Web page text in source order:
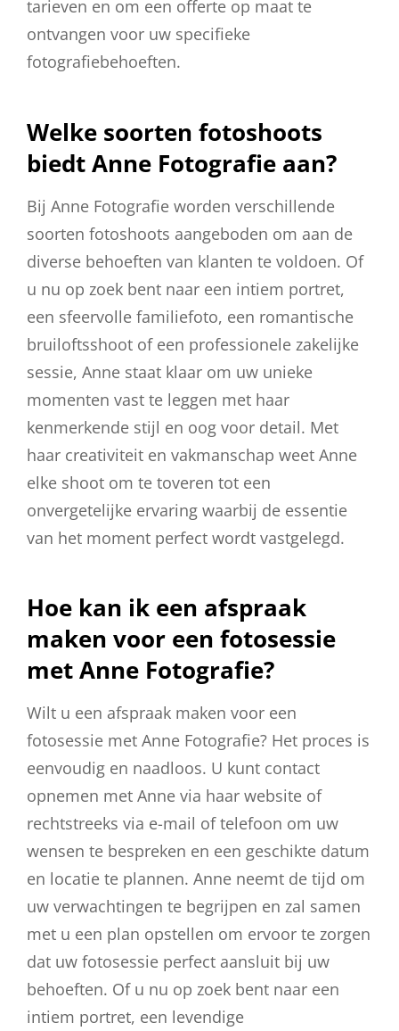
tarieven en om een offerte op maat te
ontvangen voor uw specifieke
fotografiebehoeften.
Welke soorten fotoshoots
biedt Anne Fotografie aan?
Bij Anne Fotografie worden verschillende
soorten fotoshoots aangeboden om aan de
diverse behoeften van klanten te voldoen. Of
u nu op zoek bent naar een intiem portret,
een sfeervolle familiefoto, een romantische
bruiloftsshoot of een professionele zakelijke
sessie, Anne staat klaar om uw unieke
momenten vast te leggen met haar
kenmerkende stijl en oog voor detail. Met
haar creativiteit en vakmanschap weet Anne
elke shoot om te toveren tot een
onvergetelijke ervaring waarbij de essentie
van het moment perfect wordt vastgelegd.
Hoe kan ik een afspraak
maken voor een fotosessie
met Anne Fotografie?
Wilt u een afspraak maken voor een
fotosessie met Anne Fotografie? Het proces is
eenvoudig en naadloos. U kunt contact
opnemen met Anne via haar website of
rechtstreeks via e-mail of telefoon om uw
wensen te bespreken en een geschikte datum
en locatie te plannen. Anne neemt de tijd om
uw verwachtingen te begrijpen en zal samen
met u een plan opstellen om ervoor te zorgen
dat uw fotosessie perfect aansluit bij uw
behoeften. Of u nu op zoek bent naar een
intiem portret, een levendige